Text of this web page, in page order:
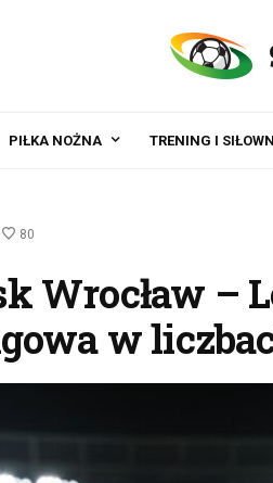
PIŁKA NOŻNA TRENING I
80
Wrocław –
w